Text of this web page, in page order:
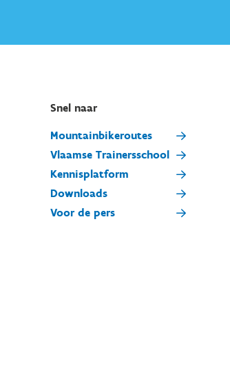
Snel naar
Mountainbikeroutes
Vlaamse Trainersschool
Kennisplatform
Downloads
Voor de pers